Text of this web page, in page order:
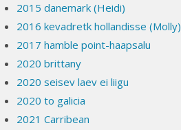
2015 danemark (Heidi)
2016 kevadretk hollandisse (Molly)
2017 hamble point-haapsalu
2020 brittany
2020 seisev laev ei liigu
2020 to galicia
2021 Carribean